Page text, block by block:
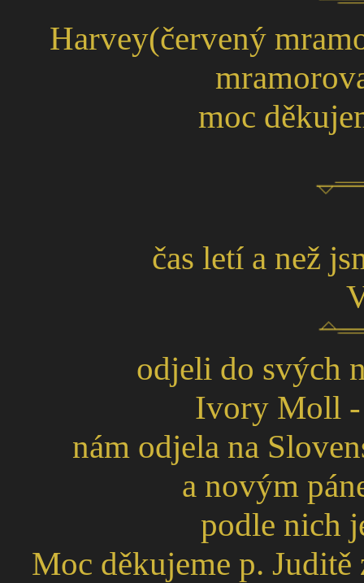
Harvey(červený
moc
čas letí a než
odjeli do svých
Ivory Moll -
nám odjela na
a novým
podle nich
Moc děkujeme p.